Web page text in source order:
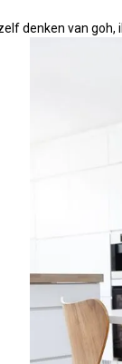
denken van goh,